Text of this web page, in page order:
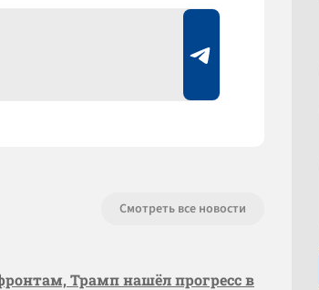
Смотреть все новости
Трамп нашёл прогресс в